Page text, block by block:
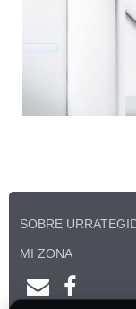
SOBRE
MI ZONA